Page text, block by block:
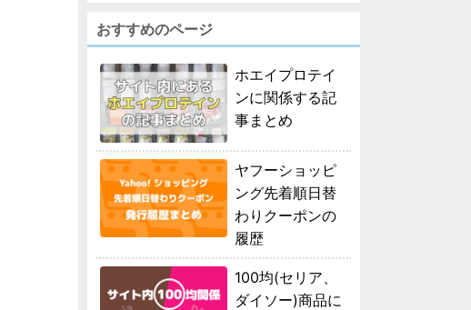
おすすめのページ
ホエイプロテイ
ンに関係する記
事まとめ
ヤフーショッピ
ング先着順日替
わりクーポンの
履歴
100均(セリア、
ダイソー)商品に